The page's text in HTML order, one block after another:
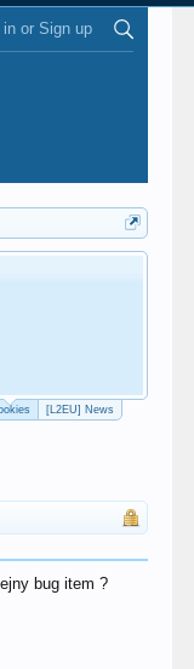
in or Sign up
[L2EU] News
bug item ?